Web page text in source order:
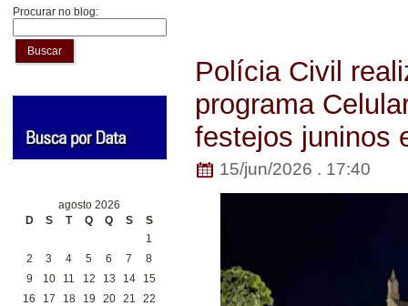
Procurar no blog:
Buscar
agosto 2026
D
S T Q Q S
S
1
2
3 4 5 6 7
8
9
10 11 12 13 14
15
16
17 18 19 20 21
22
Polícia Civil
programa
festejos juninos
15/jun/2026 . 17:40